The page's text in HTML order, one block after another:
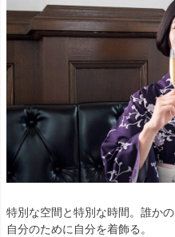
特別な空間と特別な時間。誰か
自分のために自分を着飾る。